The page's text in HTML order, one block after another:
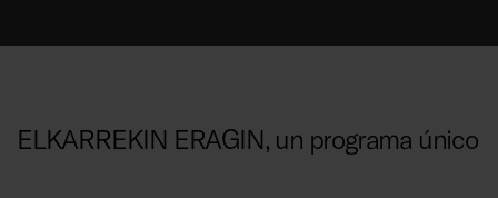
ELKARREKIN ERAGIN, un programa único